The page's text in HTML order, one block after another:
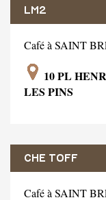
LM2
Café à SAINT
10 PL
LES PINS
CHE TOFF
Café à SAINT